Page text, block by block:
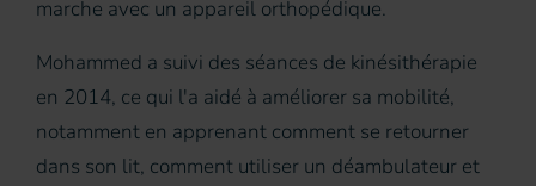
marche avec un appareil orthopédique.
Mohammed a suivi des séances de kinésithérapie
en 2014, ce qui l'a aidé à améliorer sa mobilité,
notamment en apprenant comment se retourner
dans son lit, comment utiliser un déambulateur et